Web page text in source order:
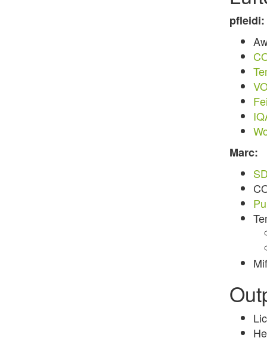
pfleidi:
Marc: